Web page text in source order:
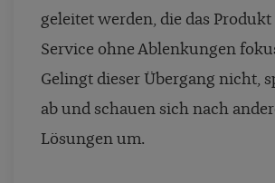
geleitet werden, die das Produkt
Service ohne Ablenkungen
Gelingt dieser Übergang nicht,
ab und schauen sich nach
Lösungen um.